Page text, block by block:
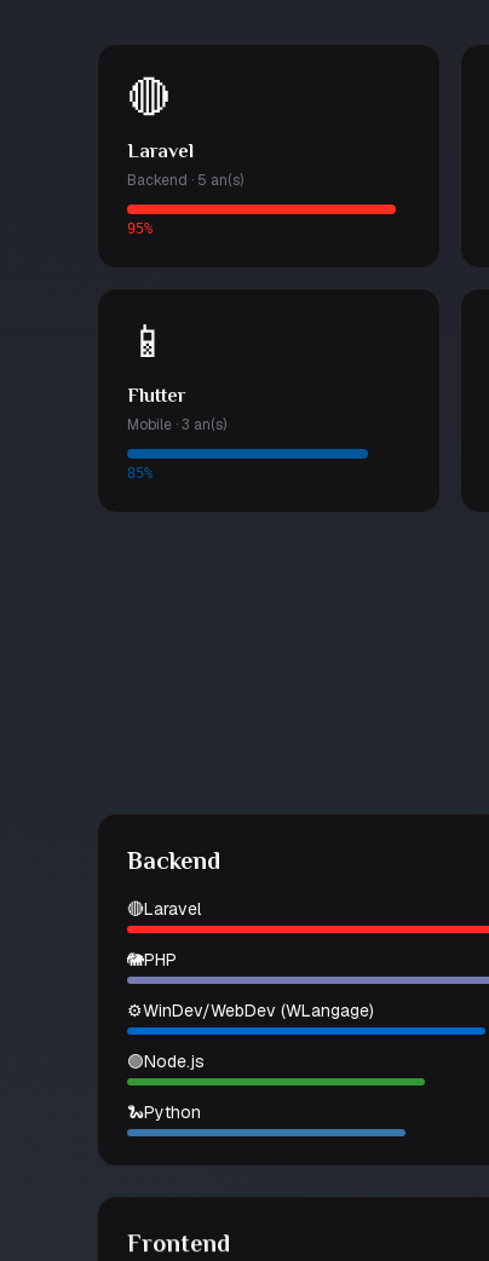
🔴
Laravel
Backend · 5 an(s)
95%
📱
Flutter
Mobile · 3 an(s)
85%
Backend
🔴Laravel
🐘PHP
⚙️WinDev/WebDev (WLangage)
🟢Node.js
🐍Python
Frontend